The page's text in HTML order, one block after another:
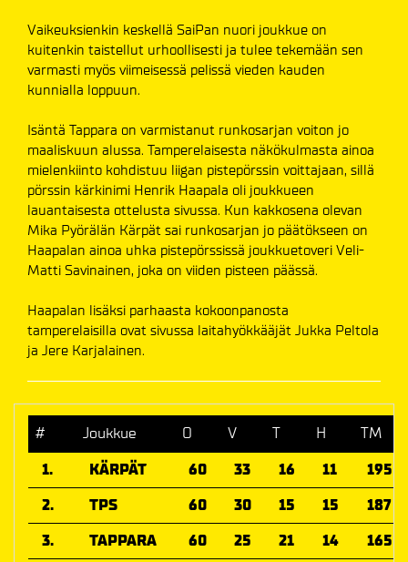
Vaikeuksienkin keskellä SaiPan nuori joukkue on
kuitenkin taistellut urhoollisesti ja tulee tekemään sen
varmasti myös viimeisessä pelissä vieden kauden
kunnialla loppuun.
Isäntä Tappara on varmistanut runkosarjan voiton jo
maaliskuun alussa. Tamperelaisesta näkökulmasta ainoa
mielenkiinto kohdistuu liigan pistepörssin voittajaan, sillä
pörssin kärkinimi Henrik Haapala oli joukkueen
lauantaisesta ottelusta sivussa. Kun kakkosena olevan
Mika Pyörälän Kärpät sai runkosarjan jo päätökseen on
Haapalan ainoa uhka pistepörssissä joukkuetoveri Veli-
Matti Savinainen, joka on viiden pisteen päässä.
Haapalan lisäksi parhaasta kokoonpanosta
tamperelaisilla ovat sivussa laitahyökkääjät Jukka Peltola
ja Jere Karjalainen.
# Joukkue O V T H
TM
1.
KÄRPÄT 60 33 16 11
195
2.
TPS 60 30 15 15
187
3.
TAPPARA 60 25 21 14
165